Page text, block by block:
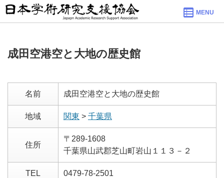
MENU
成田空港空と大地の歴史館
名前 成田空港空と大地の歴史館
地域 関東 > 千葉県
住所
〒289-1608
千葉県山武郡芝山町岩山１１３－２
TEL 0479-78-2501